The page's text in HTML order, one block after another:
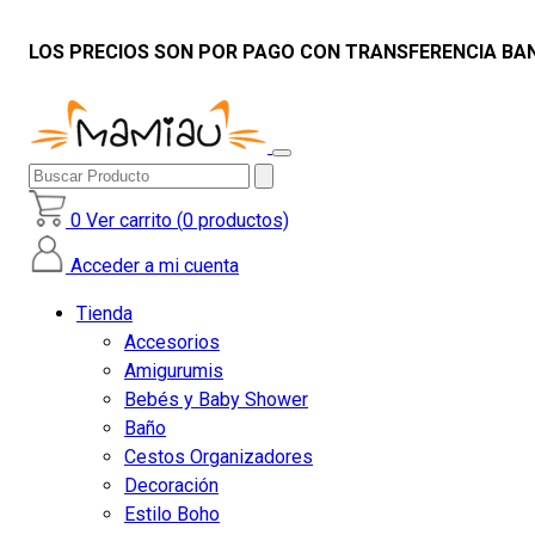
LOS PRECIOS SON POR PAGO CON TRANSFERENCIA
Buscar
Producto
0 Ver carrito (0 productos)
Acceder a mi cuenta
Tienda
Accesorios
Amigurumis
Bebés y Baby Shower
Baño
Cestos Organizadores
Decoración
Estilo Boho